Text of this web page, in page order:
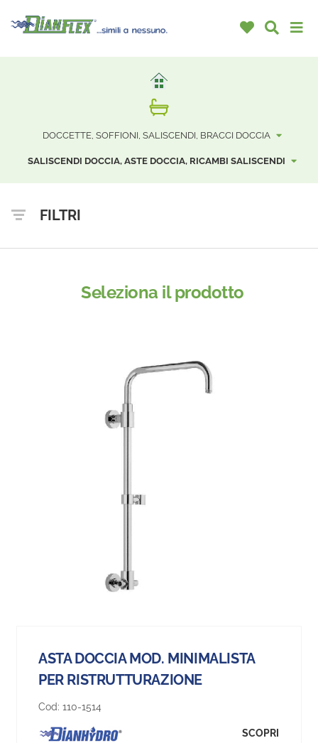
DOCCETTE, SOFFIONI, SALISCENDI, BRACCI DOCCIA
SALISCENDI DOCCIA, ASTE DOCCIA, RICAMBI SALISCENDI
FILTRI
Seleziona il prodotto
ASTA DOCCIA MOD. MINIMALISTA
PER RISTRUTTURAZIONE
Cod: 110-1514
SCOPRI